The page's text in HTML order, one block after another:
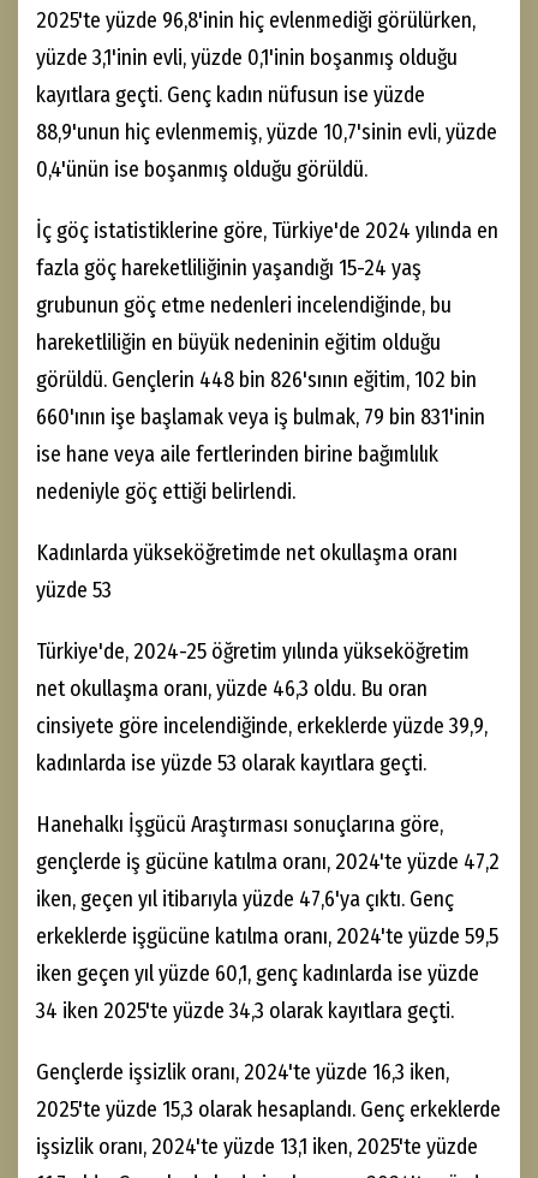
2025'te yüzde 96,8'inin hiç evlenmediği görülürken,
yüzde 3,1'inin evli, yüzde 0,1'inin boşanmış olduğu
kayıtlara geçti. Genç kadın nüfusun ise yüzde
88,9'unun hiç evlenmemiş, yüzde 10,7'sinin evli, yüzde
0,4'ünün ise boşanmış olduğu görüldü.
İç göç istatistiklerine göre, Türkiye'de 2024 yılında en
fazla göç hareketliliğinin yaşandığı 15-24 yaş
grubunun göç etme nedenleri incelendiğinde, bu
hareketliliğin en büyük nedeninin eğitim olduğu
görüldü. Gençlerin 448 bin 826'sının eğitim, 102 bin
660'ının işe başlamak veya iş bulmak, 79 bin 831'inin
ise hane veya aile fertlerinden birine bağımlılık
nedeniyle göç ettiği belirlendi.
Kadınlarda yükseköğretimde net okullaşma oranı
yüzde 53
Türkiye'de, 2024-25 öğretim yılında yükseköğretim
net okullaşma oranı, yüzde 46,3 oldu. Bu oran
cinsiyete göre incelendiğinde, erkeklerde yüzde 39,9,
kadınlarda ise yüzde 53 olarak kayıtlara geçti.
Hanehalkı İşgücü Araştırması sonuçlarına göre,
gençlerde iş gücüne katılma oranı, 2024'te yüzde 47,2
iken, geçen yıl itibarıyla yüzde 47,6'ya çıktı. Genç
erkeklerde işgücüne katılma oranı, 2024'te yüzde 59,5
iken geçen yıl yüzde 60,1, genç kadınlarda ise yüzde
34 iken 2025'te yüzde 34,3 olarak kayıtlara geçti.
Gençlerde işsizlik oranı, 2024'te yüzde 16,3 iken,
2025'te yüzde 15,3 olarak hesaplandı. Genç erkeklerde
işsizlik oranı, 2024'te yüzde 13,1 iken, 2025'te yüzde